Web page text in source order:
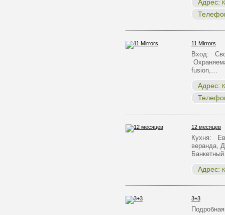
Адрес:
11 Mirrors
Вход:
fusion,…
Адрес:
12 месяцев
Кухня:
веранда,
Адрес:
3+3